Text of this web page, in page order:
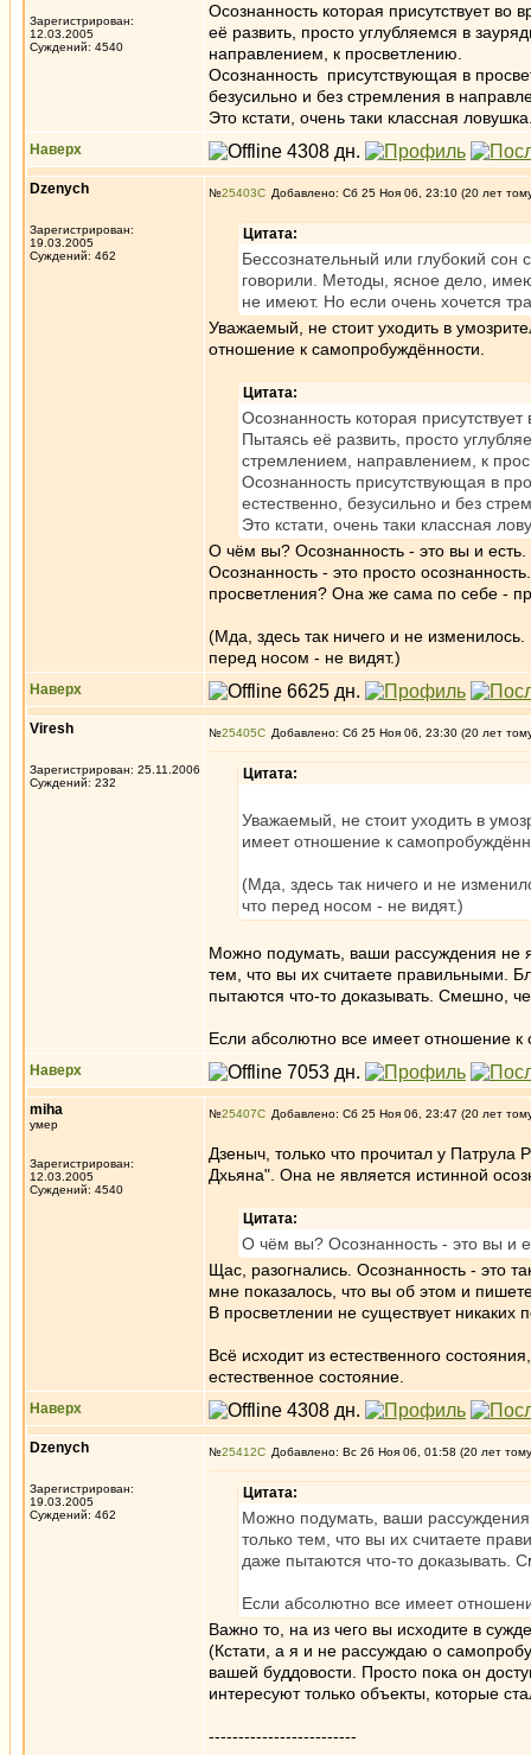
Зарегистрирован:
12.03.2005
Суждений: 4540
Осознанность которая присутствует
её развить, просто углубляемся в
направлением, к просветлению.
Осознанность присутствующая в
безусильно и без стремления в
Это кстати, очень таки классная
Наверх
Dzenych
Зарегистрирован:
19.03.2005
Суждений: 462
№25403 Добавлено: Сб 25 Ноя 06, 23:10 (20 лет
Цитата:
Бессознательный или глубокий сон
говорили. Методы, ясное дело,
не имеют. Но если очень хочется
Уважаемый, не стоит уходить в
отношение к самопробуждённости.
Цитата:
Осознанность которая
Пытаясь её развить, просто
стремлением, направлением, к
Осознанность присутствующая в
естественно, безусильно и без
Это кстати, очень таки классная
О чём вы? Осознанность - это вы и
Осознанность - это просто
просветления? Она же сама по себе -
(Мда, здесь так ничего и не
перед носом - не видят.)
Наверх
Viresh
Зарегистрирован: 25.11.2006
Суждений: 232
№25405 Добавлено: Сб 25 Ноя 06, 23:30 (20 лет
Цитата:
Уважаемый, не стоит уходить в
имеет отношение к
(Мда, здесь так ничего и не
что перед носом - не видят.)
Можно подумать, ваши рассуждения не
тем, что вы их считаете правильными.
пытаются что-то доказывать. Смешно,
Если абсолютно все имеет отношение
Наверх
miha
умер
Зарегистрирован:
12.03.2005
Суждений: 4540
№25407 Добавлено: Сб 25 Ноя 06, 23:47 (20 лет
Дзеныч, только что прочитал у Патрула
Дхьяна". Она не является истинной
Цитата:
О чём вы? Осознанность - это вы и
Щас, разогнались. Осознанность - это
мне показалось, что вы об этом и
В просветлении не существует никаких
Всё исходит из естественного
естественное состояние.
Наверх
Dzenych
Зарегистрирован:
19.03.2005
Суждений: 462
№25412 Добавлено: Вс 26 Ноя 06, 01:58 (20 лет
Цитата:
Можно подумать, ваши
только тем, что вы их считаете
даже пытаются что-то доказывать.
Если абсолютно все имеет
Важно то, на из чего вы исходите в
(Кстати, а я и не рассуждаю о
вашей буддовости. Просто пока он
интересуют только объекты, которые
-------------------------